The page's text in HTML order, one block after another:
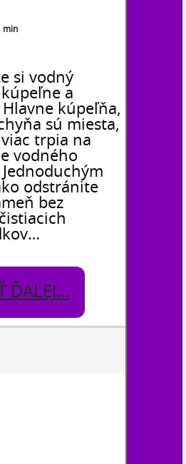
min
si vodný
a
kúpeľňa,
sú miesta,
trpia na
vodného
odstránite
bez
ĎALEJ...